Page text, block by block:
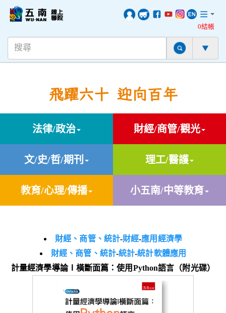
0結帳
飛躍六十 迎向百年
法律/政治 財經/商管/觀光
文/史/哲/期刊 理工/醫護
教育/心理/傳播 小五南/中等教育
財經、商管、統計-財經-應用經濟學
財經、商管、統計-統計-統計軟體應用
計量經濟學導論Ⅰ橫斷面篇：使用Python語言（附光碟）